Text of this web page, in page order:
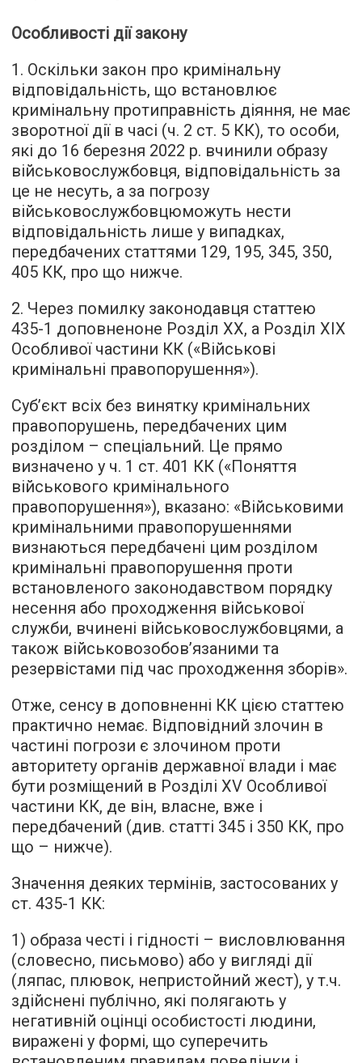
Особливості дії закону
1. Оскільки закон про кримінальну
відповідальність, що встановлює
кримінальну протиправність діяння, не має
зворотної дії в часі (ч. 2 ст. 5 КК), то особи,
які до 16 березня 2022 р. вчинили образу
військовослужбовця, відповідальність за
це не несуть, а за погрозу
військовослужбовцюможуть нести
відповідальність лише у випадках,
передбачених статтями 129, 195, 345, 350,
405 КК, про що нижче.
2. Через помилку законодавця статтею
435-1 доповненоне Розділ XX, а Розділ XIX
Особливої частини КК («Військові
кримінальні правопорушення»).
Суб’єкт всіх без винятку кримінальних
правопорушень, передбачених цим
розділом – спеціальний. Це прямо
визначено у ч. 1 ст. 401 КК («Поняття
військового кримінального
правопорушення»), вказано: «Військовими
кримінальними правопорушеннями
визнаються передбачені цим розділом
кримінальні правопорушення проти
встановленого законодавством порядку
несення або проходження військової
служби, вчинені військовослужбовцями, а
також військовозобов’язаними та
резервістами під час проходження зборів».
Отже, сенсу в доповненні КК цією статтею
практично немає. Відповідний злочин в
частині погрози є злочином проти
авторитету органів державної влади і має
бути розміщений в Розділі XV Особливої
частини КК, де він, власне, вже і
передбачений (див. статті 345 і 350 КК, про
що – нижче).
Значення деяких термінів, застосованих у
ст. 435-1 КК:
1) образа честі і гідності – висловлювання
(словесно, письмово) або у вигляді дії
(ляпас, плювок, непристойний жест), у т.ч.
здійснені публічно, які полягають у
негативній оцінці особистості людини,
виражені у формі, що суперечить